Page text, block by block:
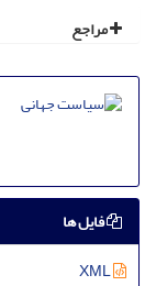
مراجع
فایل ها